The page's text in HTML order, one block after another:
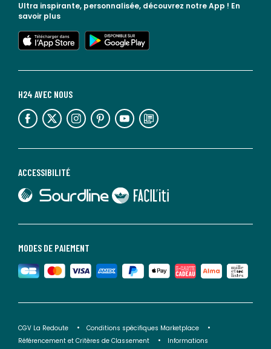
MODES DE PAIEMENT
ACCESSIBILITÉ
lien vers Sourdline
lien vers Faciliti
H24 AVEC NOUS
lien vers l'espace réseaux sociaux lien vers l'espace réseaux sociaux lien vers l'espace réseaux sociaux lien vers l'espace réseaux sociaux lien vers l'espace réseaux sociaux lien vers le blog la redoute
Ultra inspirante, personnalisée, découvrez notre App ! En
savoir plus
lien vers l'app store
lien vers google play
CGV La Redoute
Conditions spécifiques Marketplace
Référencement et Critères de Classement
Informations